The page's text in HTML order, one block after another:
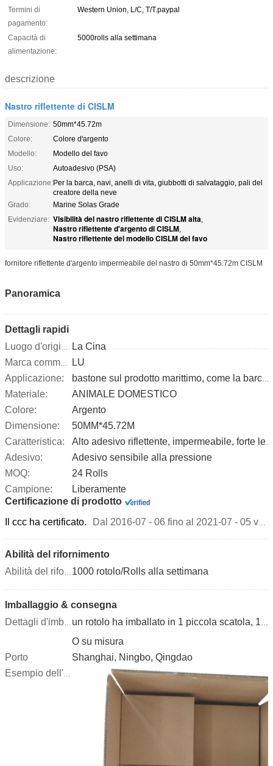
Termini di
pagamento:
Western Union, L/C, T/T.paypal
Capacità di
alimentazione:
5000rolls alla settimana
descrizione
Nastro riflettente di CISLM
Dimensione: 50mm*45.72m
Colore:
Colore d'argento
Modello:
Modello del favo
Uso:
Autoadesivo (PSA)
Applicazione:Per la barca, navi, anelli di vita, giubbotti di salvataggio, pali del
creatore della neve
Grado:
Marine Solas Grade
Evidenziare: Visibilità del nastro riflettente di CISLM alta,
Nastro riflettente d'argento di CISLM,
Nastro riflettente del modello CISLM del favo
fornitore riflettente d'argento impermeabile del nastro di 50mm*45.72m CISLM
Panoramica
Dettagli rapidi
Luogo d'origine: La Cina
Marca commerciale:
LU
Applicazione:
bastone sul prodotto marittimo, come la barca, nave, salvagente, palo della neve
Materiale:
ANIMALE DOMESTICO
Colore:
Argento
Dimensione:
50MM*45.72M
Caratteristica:
Alto adesivo riflettente, impermeabile, forte leggero
Adesivo:
Adesivo sensibile alla pressione
MOQ:
24 Rolls
Campione:
Liberamente
Certificazione di prodotto
Il ccc ha certificato.
Dal 2016-07 - 06 fino al 2021-07 - 05 validi
Abilità del rifornimento
Abilità del rifornimento: 1000 rotolo/Rolls alla settimana
Imballaggio & consegna
Dettagli d'imballaggio un rotolo ha imballato in 1 piccola scatola, 12 piccole scatole imballate in 1carton
O su misura
Porto
Shanghai, Ningbo, Qingdao
Esempio dell'immagine: